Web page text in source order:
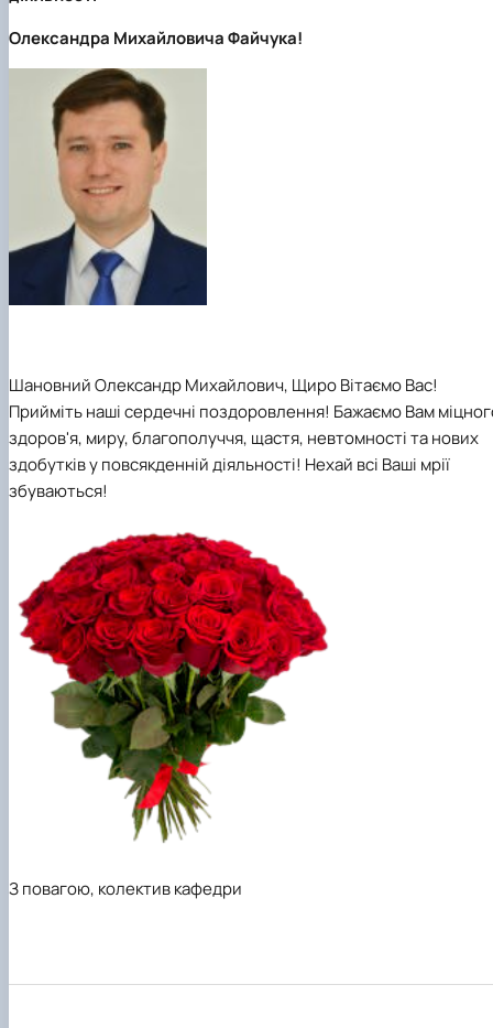
Олександра Михайловича Файчука!
ШановнийОлександр Михайлович, Щиро ВітаємоВас!
Прийміть нашісердечні поздоровлення! Бажаємо Вам
здоров'я, миру, благополуччя, щастя, невтомності та нових
здобутків у повсякденній діяльності! Нехай всі Ваші мрії
збуваються!
З повагою, колектив кафедри